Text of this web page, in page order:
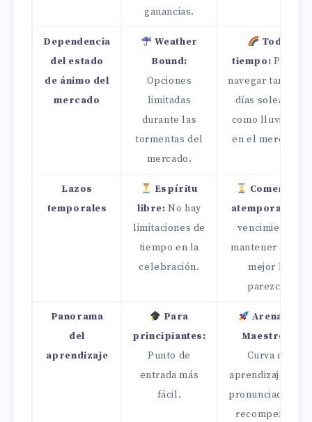
ganancias.
Dependencia
del estado
de ánimo del
mercado
Weather
Bound:
Opciones
limitadas
durante las
tormentas del
mercado.
Todo
tiempo: Puede
navegar tanto en
días soleados
como lluviosos
en el mercado.
Lazos
temporales
Espíritu
libre: No hay
limitaciones de
tiempo en la
celebración.
Comercio
atemporal:
vencimiento,
mantener como
mejor le
parezca.
Panorama
del
aprendizaje
Para
principiantes:
Punto de
entrada más
fácil.
Arena de
Maestros:
Curva de
aprendizaje más
pronunciada con
recompensas